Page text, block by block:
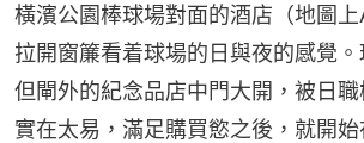
橫濱公園棒球場對面的酒店（地圖
拉開窗簾看着球場的日與夜的感覺。
但閘外的紀念品店中門大開，被日
實在太易，滿足購買慾之後，就開始